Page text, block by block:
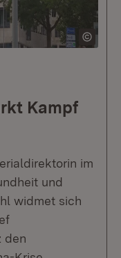
Kampf
im
und
widmet sich
den